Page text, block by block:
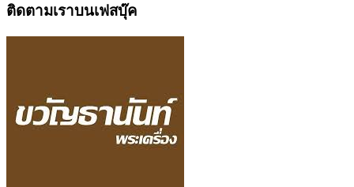
ติดตามเราบนเฟสบุ๊ค